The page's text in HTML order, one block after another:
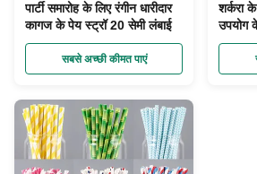
पार्टी समारोह के लिए रंगीन धारीदार
कागज के पेय स्ट्रॉ 20 सेमी लंबाई
सबसे अच्छी कीमत पाएं
शर्करा
उपयोग
सेमी